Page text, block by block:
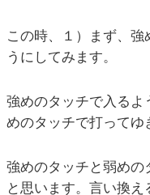
この時、１）まず、強
うにしてみます。
強めのタッチで入るよ
めのタッチで打ってゆ
強めのタッチと弱めの
と思います。言い換